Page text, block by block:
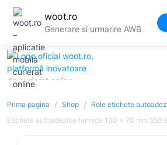
woot.ro
Generare si urmarire AWB
Prima pagina / Shop / Role etichete
Etichete autoadezive termice 100 x 70 mm 550